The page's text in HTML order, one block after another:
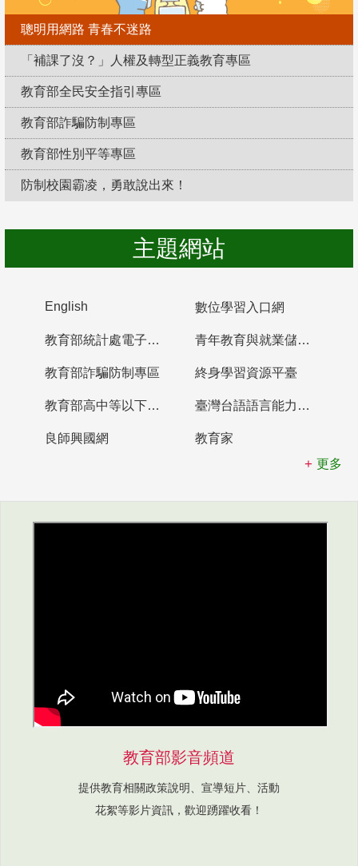
聰明用網路 青春不迷路
「補課了沒？」人權及轉型正義教育專區
教育部全民安全指引專區
教育部詐騙防制專區
教育部性別平等專區
防制校園霸凌，勇敢說出來！
主題網站
English 數位學習入口網
教育部統計處電子書櫃 青年教育與就業儲蓄帳戶
教育部詐騙防制專區 終身學習資源平臺
教育部高中等以下學校及幼兒園教師資格檢定考試 臺灣台語語言能力認證網站
良師興國網
教育家
更多
教育部影音頻道
提供教育相關政策說明、宣導短片、活動
花絮等影片資訊，歡迎踴躍收看！